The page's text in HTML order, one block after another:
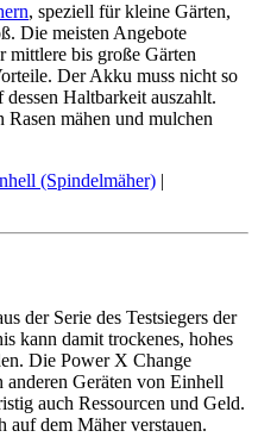
, speziell für kleine Gärten,
Die meisten Angebote
mittlere bis große Gärten
Der Akku muss nicht so
Haltbarkeit auszahlt.
mähen und mulchen
(Spindelmäher) |
der Serie des Testsiegers der
kann damit trockenes, hohes
Die Power X Change
Geräten von Einhell
auch Ressourcen und Geld.
auf dem Mäher verstauen.